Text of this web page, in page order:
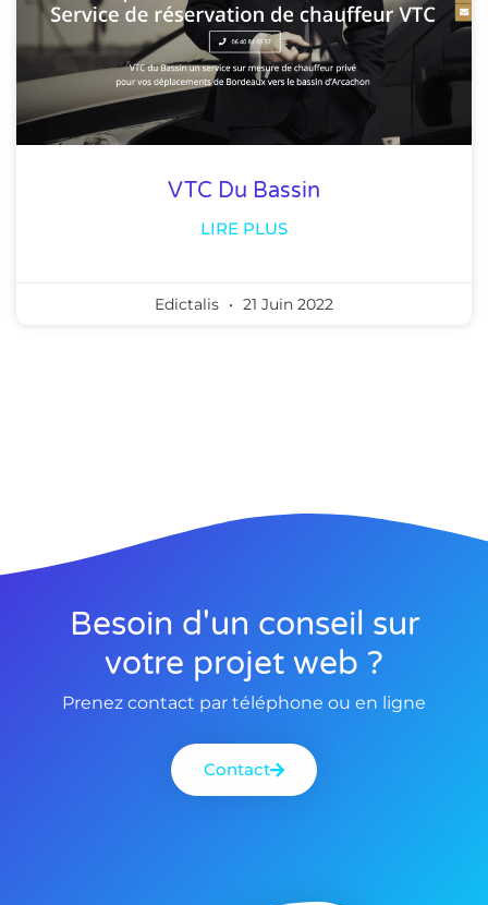
VTC Du Bassin
LIRE PLUS
Edictalis 21 Juin 2022
Besoin d'un conseil sur
votre projet web ?
Prenez contact par téléphone ou en ligne
Contact